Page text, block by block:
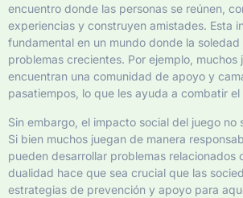
encuentro donde las personas se reúnen,
experiencias y construyen amistades. Esta
fundamental en un mundo donde la soledad
problemas crecientes. Por ejemplo, muchos
encuentran una comunidad de apoyo y
pasatiempos, lo que les ayuda a combatir
Sin embargo, el impacto social del juego no
Si bien muchos juegan de manera
pueden desarrollar problemas relacionados
dualidad hace que sea crucial que las
estrategias de prevención y apoyo para